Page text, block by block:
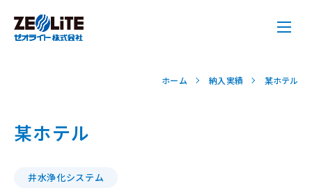
ホーム 納入実績 某ホテル
某ホテル
井水浄化システム